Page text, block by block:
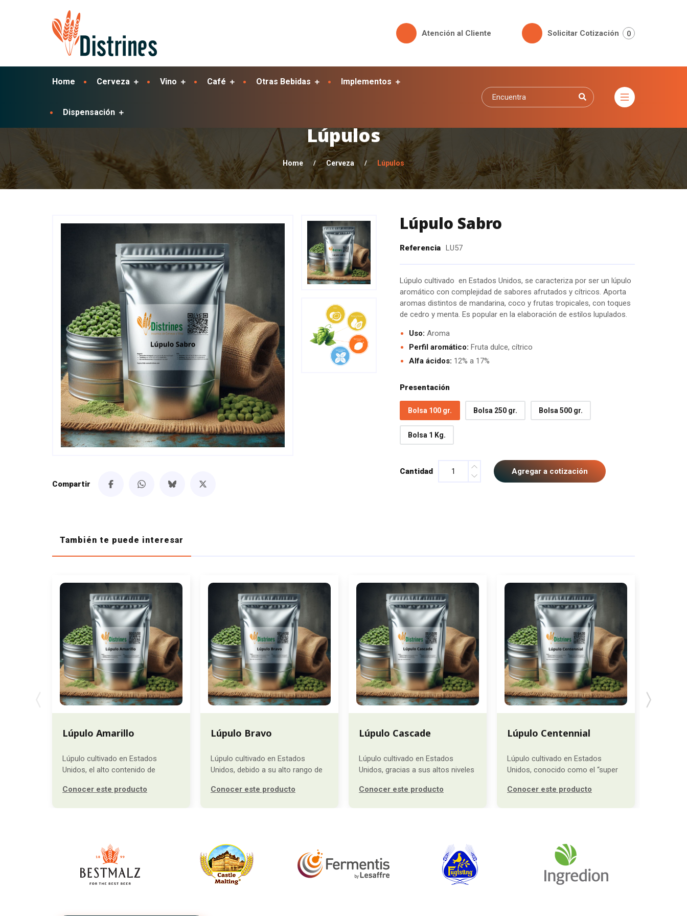
Atención al Cliente Solicitar Cotización 0
Home Cerveza Vino Café Otras Bebidas Implementos
Dispensación
Lúpulos
Home / Cerveza / Lúpulos
Compartir
Lúpulo Sabro
Referencia LU57
Lúpulo cultivado en Estados Unidos, se caracteriza por ser un lúpulo
aromático con complejidad de sabores afrutados y cítricos. Aporta
aromas distintos de mandarina, coco y frutas tropicales, con toques
de cedro y menta. Es popular en la elaboración de estilos lupulados.
Uso: Aroma
Perfil aromático: Fruta dulce, cítrico
Alfa ácidos: 12% a 17%
Presentación
Bolsa 100 gr. Bolsa 250 gr. Bolsa 500 gr.
Bolsa 1 Kg.
Cantidad Agregar a cotización
También te puede interesar
Lúpulo Amarillo
Lúpulo cultivado en Estados
Unidos, el alto contenido de
Conocer este producto
Lúpulo Bravo
Lúpulo cultivado en Estados
Unidos, debido a su alto rango de
Conocer este producto
Lúpulo Cascade
Lúpulo cultivado en Estados
Unidos, gracias a sus altos niveles
Conocer este producto
Lúpulo Centennial
Lúpulo cultivado en Estados
Unidos, conocido como el “super
Conocer este producto